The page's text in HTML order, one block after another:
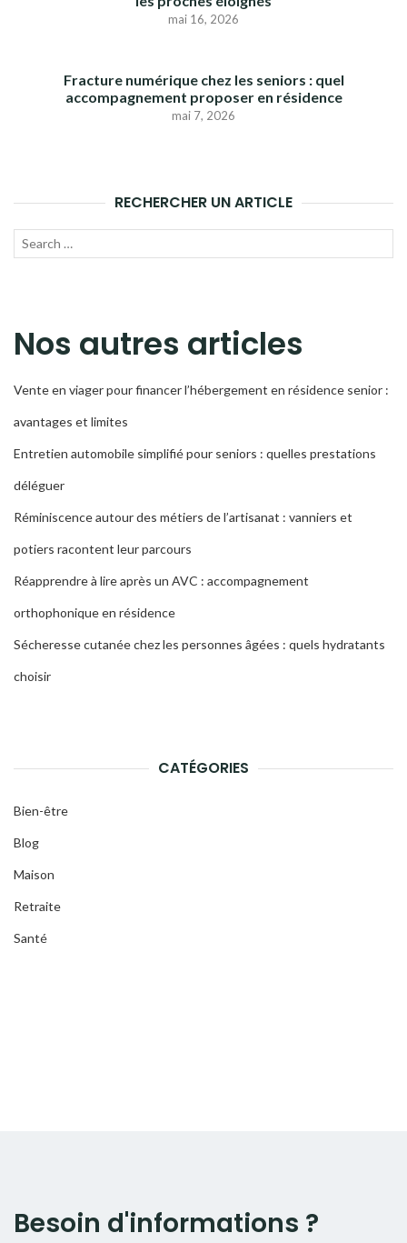
mai 16, 2026
Fracture numérique chez les seniors : quel
accompagnement proposer en résidence
mai 7, 2026
RECHERCHER UN ARTICLE
Recherche
Nos autres articles
Vente en viager pour financer l’hébergement en résidence senior :
avantages et limites
Entretien automobile simplifié pour seniors : quelles prestations
déléguer
Réminiscence autour des métiers de l’artisanat : vanniers et
potiers racontent leur parcours
Réapprendre à lire après un AVC : accompagnement
orthophonique en résidence
Sécheresse cutanée chez les personnes âgées : quels hydratants
choisir
CATÉGORIES
Bien-être
Blog
Maison
Retraite
Santé
Besoin d'informations ?